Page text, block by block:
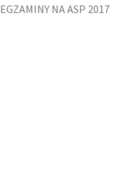
NA ASP 2017